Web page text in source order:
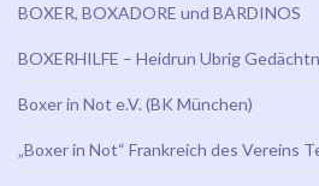
BOXER, BOXADORE und BARDINOS
BOXERHILFE – Heidrun Ubrig
Boxer in Not e.V. (BK München)
„Boxer in Not“ Frankreich des Vereins